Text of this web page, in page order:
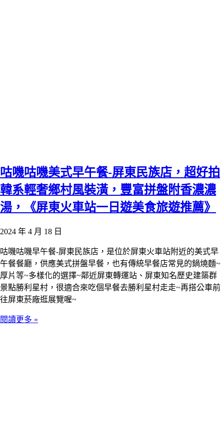
咕嘰咕嘰美式早午餐-屏東民族店，超好拍
韓系輕奢鄉村風裝潢，豐富拼盤附香濃濃
湯，《屏東火車站一日遊美食旅遊推薦》
2024 年 4 月 18 日
咕嘰咕嘰早午餐-屏東民族店，是位於屏東火車站附近的美式早
午餐餐廳，供應美式拼盤早餐，也有傳統早餐店常見的鍋燒麵~
厚片等~多樣化的選擇~鄰近屏東轉運站、屏東知名歷史建築群
景點勝利星村，很適合來吃個早餐去勝利星村走走~再搭公車前
往屏東菸廠逛展覽喔~
閱讀更多 »